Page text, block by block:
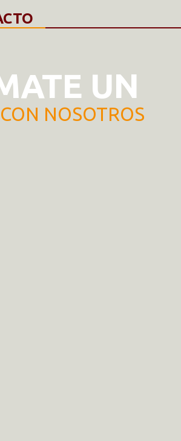
CAFÉ EN BOLSAS DE 1KG
CONTACTO